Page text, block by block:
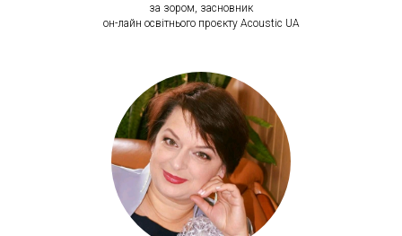
за зором, засновник
он-лайн освітнього проєкту Acoustic UA